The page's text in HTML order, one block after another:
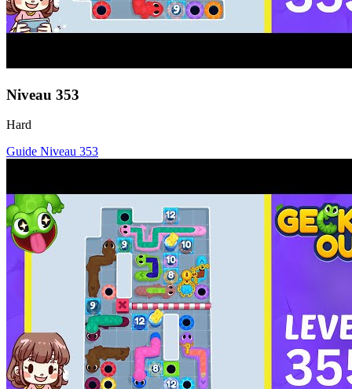
Niveau 353
Hard
Guide Niveau 353